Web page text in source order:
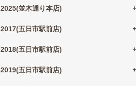
2025(並木通り本店)
2017(五日市駅前店)
2018(五日市駅前店)
2019(五日市駅前店)